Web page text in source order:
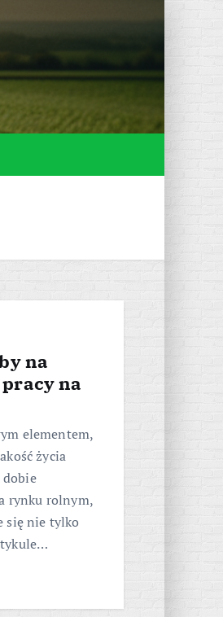
na
na
elementem,
życia
dobie
rynku rolnym,
się nie tylko